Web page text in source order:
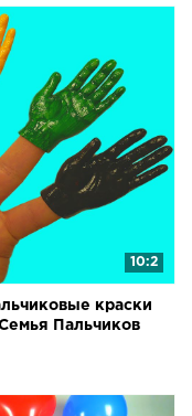
10:2
краски
Пальчиков